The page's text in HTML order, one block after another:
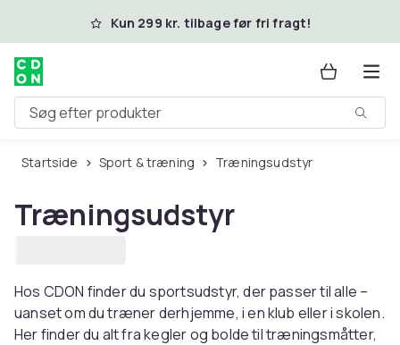
Spring til hovedindhold
Kun 299 kr. tilbage før fri fragt!
Søg efter produkter
Startside Sport & træning Træningsudstyr
Træningsudstyr
Hos CDON finder du sportsudstyr, der passer til alle –
uanset om du træner derhjemme, i en klub eller i skolen.
Her finder du alt fra kegler og bolde til træningsmåtter,